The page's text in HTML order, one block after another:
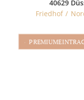
40629
Friedhof